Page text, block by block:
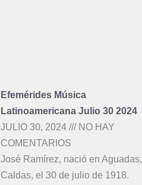
Efemérides Música
Latinoamericana Julio 30 2024
JULIO 30, 2024
NO HAY
COMENTARIOS
José Ramírez, nació en Aguadas,
Caldas, el 30 de julio de 1918.